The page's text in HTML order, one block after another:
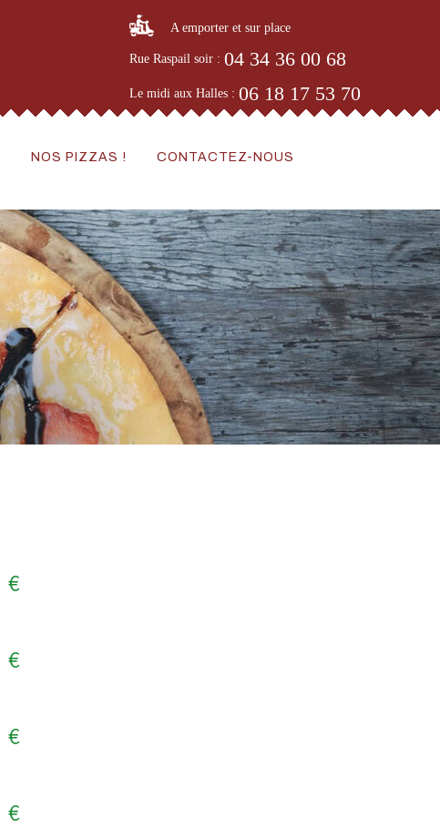
A emporter et sur place
Rue Raspail soir : 04 34 36 00 68
Le midi aux Halles : 06 18 17 53 70
NOS PIZZAS ! CONTACTEZ-NOUS
€
€
€
€